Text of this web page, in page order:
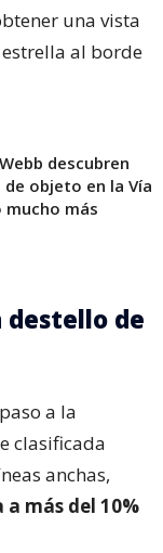
una vista
al borde
descubren
de objeto en la Vía
mucho más
destello de
a la
clasificada
anchas,
más del 10%